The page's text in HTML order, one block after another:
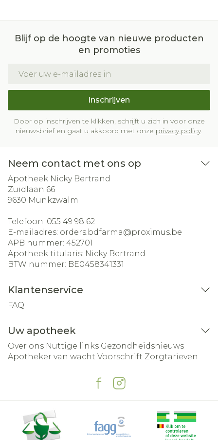
Blijf op de hoogte van nieuwe producten
en promoties
Inschrijven
Door op inschrijven te klikken, schrijft u zich in voor onze
nieuwsbrief en gaat u akkoord met onze privacy policy.
Neem contact met ons op
Apotheek Nicky Bertrand
Zuidlaan 66
9630 Munkzwalm
Telefoon: 055 49 98 62
E-mailadres: orders.bdfarma@proximus.be
APB nummer: 452701
Apotheek titularis: Nicky Bertrand
BTW nummer: BE0458341331
Klantenservice
FAQ
Uw apotheek
Over ons Nuttige links Gezondheidsnieuws
Apotheker van wacht Voorschrift Zorgtarieven